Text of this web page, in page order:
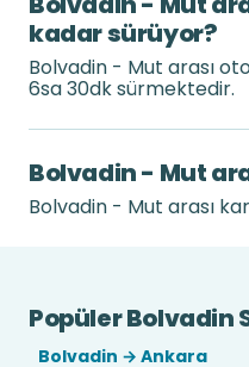
kadar sürüyor?
Bolvadin - Mut arası
6sa 30dk sürmektedir.
Bolvadin - Mut
Bolvadin - Mut arası
Popüler Bolvadin
Bolvadin → Ankara